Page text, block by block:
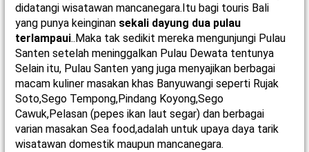
didatangi wisatawan mancanegara.Itu bagi touris Bali
yang punya keinginan sekali dayung dua pulau
terlampaui..Maka tak sedikit mereka mengunjungi Pulau
Santen setelah meninggalkan Pulau Dewata tentunya
Selain itu, Pulau Santen yang juga menyajikan berbagai
macam kuliner masakan khas Banyuwangi seperti Rujak
Soto,Sego Tempong,Pindang Koyong,Sego
Cawuk,Pelasan (pepes ikan laut segar) dan berbagai
varian masakan Sea food,adalah untuk upaya daya tarik
wisatawan domestik maupun mancanegara.